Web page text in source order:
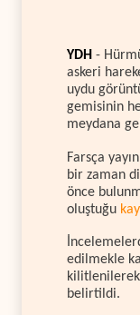
YDH -
askeri
uydu
gemisinin
meydana
Farsça
bir zaman
önce
oluştuğu
edilmekle
kilitlenilerek
belirtildi.